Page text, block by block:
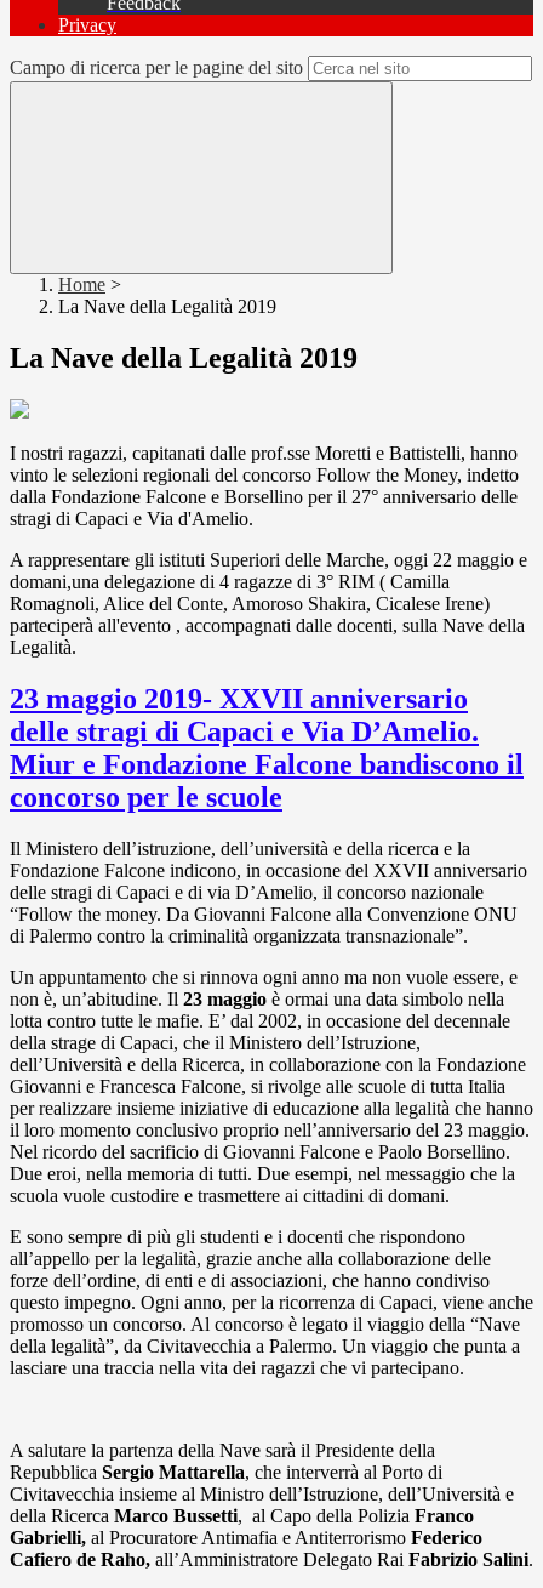
Privacy
Campo di ricerca per le pagine del sito
Home >
La Nave della Legalità 2019
La Nave della Legalità 2019
I nostri ragazzi, capitanati dalle prof.sse Moretti e Battistelli, hanno
vinto le selezioni regionali del concorso Follow the Money, indetto
dalla Fondazione Falcone e Borsellino per il 27° anniversario delle
stragi di Capaci e Via d'Amelio.
A rappresentare gli istituti Superiori delle Marche, oggi 22 maggio e
domani,una delegazione di 4 ragazze di 3° RIM ( Camilla
Romagnoli, Alice del Conte, Amoroso Shakira, Cicalese Irene)
parteciperà all'evento , accompagnati dalle docenti, sulla Nave della
Legalità.
23 maggio 2019- XXVII anniversario
delle stragi di Capaci e Via D’Amelio.
Miur e Fondazione Falcone bandiscono il
concorso per le scuole
Il Ministero dell’istruzione, dell’università e della ricerca e la
Fondazione Falcone indicono, in occasione del XXVII anniversario
delle stragi di Capaci e di via D’Amelio, il concorso nazionale
“Follow the money. Da Giovanni Falcone alla Convenzione ONU
di Palermo contro la criminalità organizzata transnazionale”.
Un appuntamento che si rinnova ogni anno ma non vuole essere, e
non è, un’abitudine. Il 23 maggio è ormai una data simbolo nella
lotta contro tutte le mafie. E’ dal 2002, in occasione del decennale
della strage di Capaci, che il Ministero dell’Istruzione,
dell’Università e della Ricerca, in collaborazione con la Fondazione
Giovanni e Francesca Falcone, si rivolge alle scuole di tutta Italia
per realizzare insieme iniziative di educazione alla legalità che hanno
il loro momento conclusivo proprio nell’anniversario del 23 maggio.
Nel ricordo del sacrificio di Giovanni Falcone e Paolo Borsellino.
Due eroi, nella memoria di tutti. Due esempi, nel messaggio che la
scuola vuole custodire e trasmettere ai cittadini di domani.
E sono sempre di più gli studenti e i docenti che rispondono
all’appello per la legalità, grazie anche alla collaborazione delle
forze dell’ordine, di enti e di associazioni, che hanno condiviso
questo impegno. Ogni anno, per la ricorrenza di Capaci, viene anche
promosso un concorso. Al concorso è legato il viaggio della “Nave
della legalità”, da Civitavecchia a Palermo. Un viaggio che punta a
lasciare una traccia nella vita dei ragazzi che vi partecipano.
A salutare la partenza della Nave sarà il Presidente della
Repubblica Sergio Mattarella, che interverrà al Porto di
Civitavecchia insieme al Ministro dell’Istruzione, dell’Università e
della Ricerca Marco Bussetti, al Capo della Polizia Franco
Gabrielli, al Procuratore Antimafia e Antiterrorismo Federico
Cafiero de Raho, all’Amministratore Delegato Rai Fabrizio Salini.